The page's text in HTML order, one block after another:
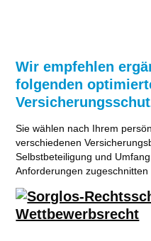
Wir empfehlen
folgenden
Sie wählen nach Ihrem
verschiedenen
Selbstbeteiligung und
Anforderungen zugeschnitten